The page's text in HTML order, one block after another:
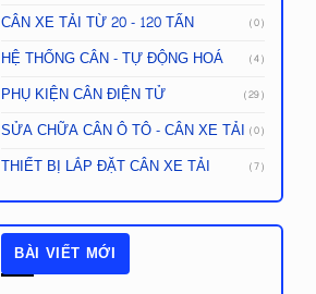
CÂN XE TẢI TỪ 20 - 120 TẤN (0)
HỆ THỐNG CÂN - TỰ ĐỘNG HOÁ (4)
PHỤ KIỆN CÂN ĐIỆN TỬ (29)
SỬA CHỮA CÂN Ô TÔ - CÂN XE TẢI (0)
THIẾT BỊ LẮP ĐẶT CÂN XE TẢI (7)
BÀI VIẾT MỚI